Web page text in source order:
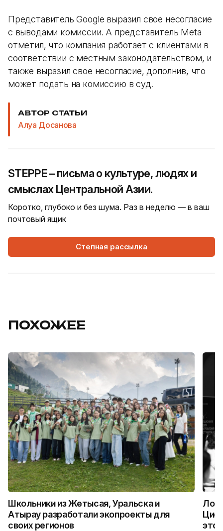
Представитель Google выразил свое несогласие
с выводами комиссии. А представитель Meta
отметил, что компания работает с клиентами в
соответствии с местным законодательством, и
также выразил свое несогласие, дополнив, что
может подать на комиссию в суд.
АВТОР СТАТЬИ
Алуа Досанова
STEPPE – письма о культуре, людях и
смыслах Центральной Азии.
Коротко, глубоко и без шума. Раз в неделю — в ваш
почтовый ящик
Степная рассылка
ПОХОЖЕЕ
Школьники из Жетысая, Уральска и
Атырау разработали экопроекты для
своих регионов
это